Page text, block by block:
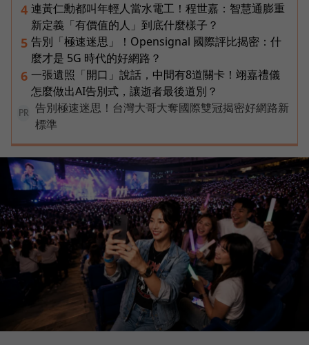
4 連黃仁勳都叫年輕人當水電工！程世嘉：智慧通膨重
新定義「有價值的人」到底什麼樣子？
5 告別「極速迷思」！Opensignal 國際評比揭密：什
麼才是 5G 時代的好網路？
6 一張遺照「開口」說話，中間有8道關卡！翊嘉禮儀
怎麼做出AI告別式，讓逝者最後道別？
PR
告別極速迷思！台灣大哥大奪國際雙冠揭密好網路新
標準